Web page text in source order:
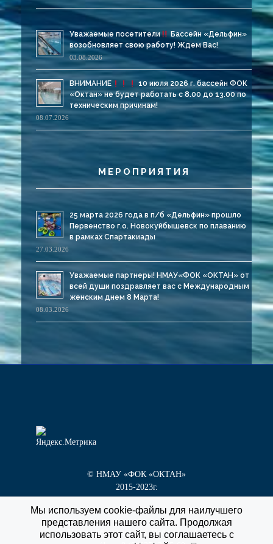
Уважаемые посетители
Бассейн «Дельфин»
возобновляет свою работу! Ждем Вас!
03.08.2026
ВНИМАНИЕ
10 июля 2026 г. бассейн ФОК
«Октан» не будет работать с 8.00 до 13.00 по
техническим причинам!
08.07.2026
МЕРОПРИЯТИЯ
25 марта 2026 года в п/б «Дельфин» прошло
Первенство г.о. Новокуйбышевск по плаванию
в рамках Спартакиады
27.03.2026
Уважаемые партнеры! НМАУ«ФОК «ОКТАН» от
всей души поздравляет вас с Международным
женским днем 8 Марта!
08.03.2026
© НМАУ «ФОК «ОКТАН»
2015-2023г.
г. Новокуйбышевск, пр. Победы, д. 1 «Г»
Мы используем cookie-файлы для наилучшего
представления нашего сайта. Продолжая
использовать этот сайт, вы соглашаетесь с